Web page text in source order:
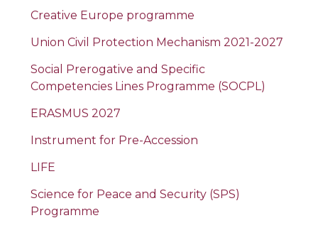
Creative Europe programme
Union Civil Protection Mechanism 2021-2027
Social Prerogative and Specific
Competencies Lines Programme (SOCPL)
ERASMUS 2027
Instrument for Pre-Accession
LIFE
Science for Peace and Security (SPS)
Programme